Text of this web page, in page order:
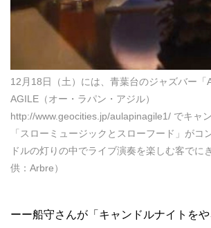
12月18日（土）には、青葉台のジャズバー「
AGILE（オー・ラパン・アジル）
http://www.geocities.jp/aulapinagile1/ でキャ
「スローミュージックとスローフード」がコ
ドルの灯りの中でライブ演奏を楽しむ客でに
供：Arbre）
ーー船守さんが「キャンドルナイトを